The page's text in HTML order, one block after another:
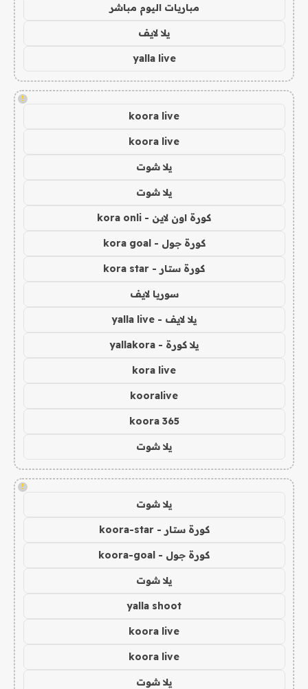
مباريات اليوم مباشر
يلا لايف
yalla live
!
koora live
koora live
يلا شوت
يلا شوت
كورة اون لاين - kora onli
كورة جول - kora goal
كورة ستار - kora star
سوريا لايف
يلا لايف - yalla live
يلا كورة - yallakora
kora live
kooralive
koora 365
يلا شوت
!
يلا شوت
كورة ستار - koora-star
كورة جول - koora-goal
يلا شوت
yalla shoot
koora live
koora live
يلا شوت